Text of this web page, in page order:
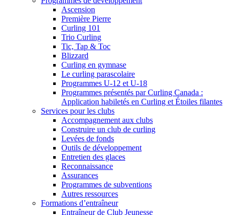
Ascension
Première Pierre
Curling 101
Trio Curling
Tic, Tap & Toc
Blizzard
Curling en gymnase
Le curling parascolaire
Programmes U-12 et U-18
Programmes présentés par Curling Canada :
Application habiletés en Curling et Étoiles filantes
Services pour les clubs
Accompagnement aux clubs
Construire un club de curling
Levées de fonds
Outils de développement
Entretien des glaces
Reconnaissance
Assurances
Programmes de subventions
Autres ressources
Formations d’entraîneur
Entraîneur de Club Jeunesse